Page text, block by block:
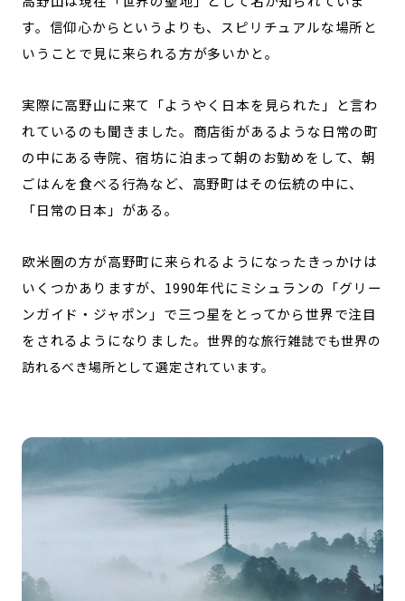
す。信仰心からというよりも、スピリチュアルな場所と
いうことで見に来られる方が多いかと。
実際に高野山に来て「ようやく日本を見られた」と言わ
れているのも聞きました。商店街があるような日常の町
の中にある寺院、宿坊に泊まって朝のお勤めをして、朝
ごはんを食べる行為など、高野町はその伝統の中に、
「日常の日本」がある。
欧米圏の方が高野町に来られるようになったきっかけは
いくつかありますが、1990年代にミシュランの「グリー
ンガイド・ジャポン」で三つ星をとってから世界で注目
をされるようになりました。世界的な旅行雑誌でも世界の
訪れるべき場所として選定されています。